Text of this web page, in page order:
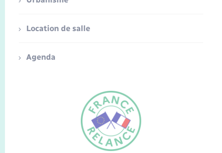
FR
Location de salle
Agenda